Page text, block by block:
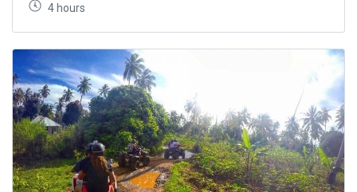
4 hours